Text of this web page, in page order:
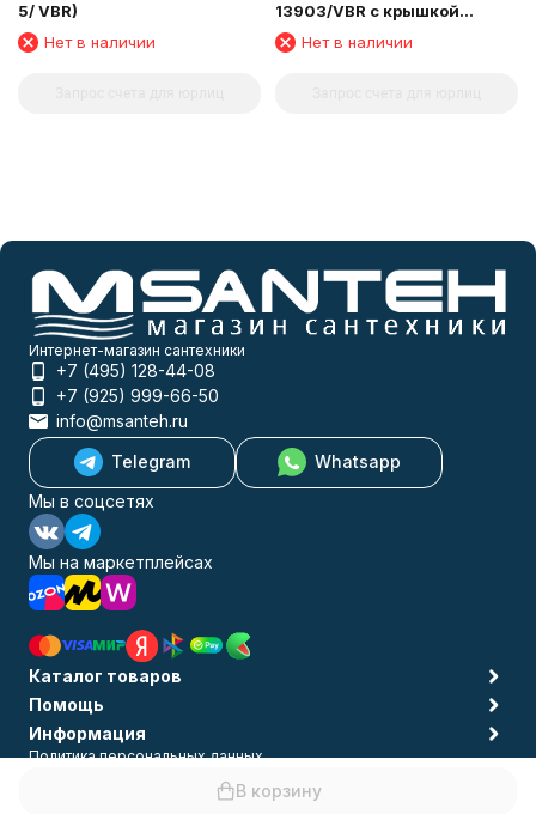
В корзину
5/ VBR)
Нет в наличии
13903/VBR с крышкой
закрытый
Нет в наличии
Интернет-магазин сантехники
+7 (495) 128-44-08
+7 (925) 999-66-50
info@msanteh.ru
Telegram
Whatsapp
Мы в соцсетях
Мы на маркетплейсах
Каталог товаров
Помощь
Информация
Политика персональных данных